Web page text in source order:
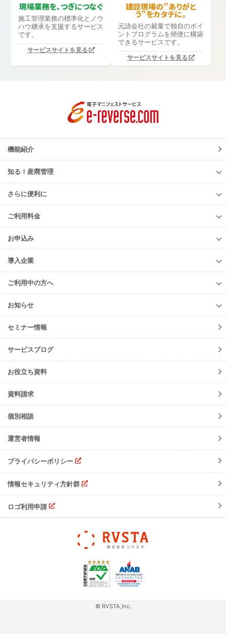
現場業務を、つぎにつなぐ
施工管理業務の標準化と ノウ
ハウ継承を支援するサービス
です。
サービスサイトを見る
建設現場の”ありがと
う”をカタチに。
元請会社の裁量で独自のポイ
ントプログラムを簡便に構築
できるサービスです。
サービスサイトを見る
機能紹介
知る！産廃管理
知る！産廃管理
初級編
中級編
上級編
さらに便利に
さらに便利に
TansoMiru産廃
多量排出行政報告支援サービス
再生資源利用促進支援サービス
er-contract
遠隔承認モデル
JWNETデータ取込機能
パッケージソフト
ご利用料金
ご利用料金
排出事業者様
収集運搬・
お申込み
お申込み
e-reverse.com
TansoMiru産廃
多量排出行政報告支援サービス
er-contract
再生資源利用促進支援サービス
導入企業
導入企業
収集運搬業者・
排出事業者一覧
導入事例一覧
ご利用中の方へ
ご利用中の方へ
各種お手続き
ご登録情報変更
初期設定方法
動作環境
会員規約
サービスの可用性とセキュリティ
よくあるご質問
注意事項
お知らせ
お知らせ
ニュースリリース
メンテナンス
障害情報
機能リリース
イベント
セミナー情報
サービスブログ
お役立ち資料
資料請求
個別相談
運営者情報
プライバシーポリシー
情報セキュリティ方針群
ロゴ利用申請
© RVSTA,Inc.